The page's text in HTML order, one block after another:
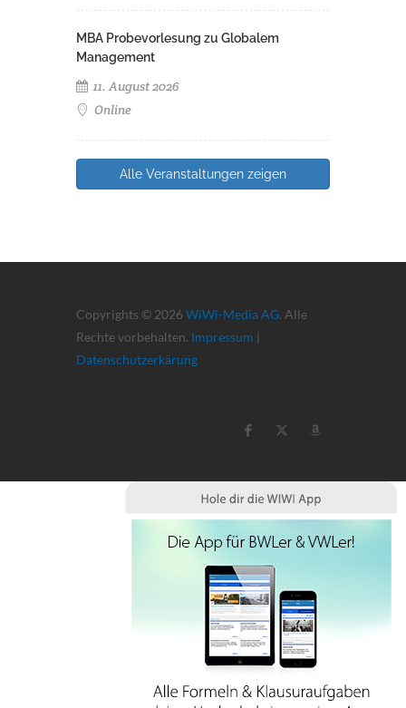
MBA Probevorlesung zu Globalem
Management
11. August 2026
Online
Alle Veranstaltungen zeigen
Copyrights © 2026 WiWi-Media AG. Alle
Rechte vorbehalten. Impressum |
Datenschutzerkärung